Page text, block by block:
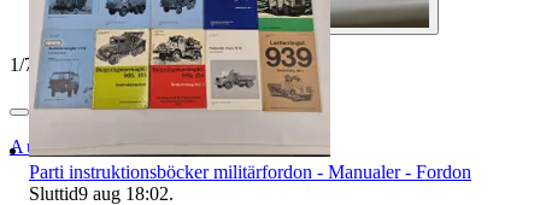
1/7
Auktionsbyra
Parti instruktionsböcker militärfordon - Manualer - Fordon
Sluttid9 aug 18:02.